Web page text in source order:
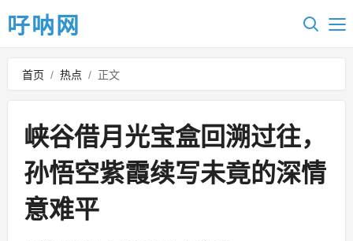
吇呐网
首页 / 热点 / 正文
峡谷借月光宝盒回溯过往，
孙悟空紫霞续写未竟的深情
意难平